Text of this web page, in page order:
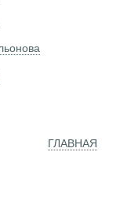
ГЛАВНАЯ